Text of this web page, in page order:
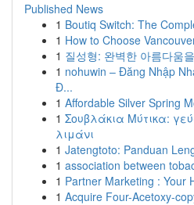
Published News
1 Boutiq Switch: The
1 How to Choose
1 질성형: 완벽한 아름다움
1 nohuwin – Đăng Nhập
Đ...
1 Affordable Silver Spring
1 Σουβλάκια Μύτικα:
λιμάνι
1 Jatengtoto: Panduan
1 association between
1 Partner Marketing : Your
1 Acquire Four-Acetoxy-